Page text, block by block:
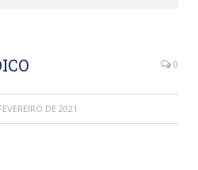
0
DE 2021